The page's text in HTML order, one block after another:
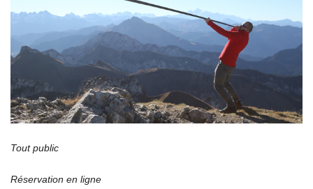
Tout public
Réservation en ligne